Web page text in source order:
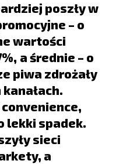
poszły w
– o
wartości
a średnie – o
piwa zdrożały
lekki spadek.
sieci
a